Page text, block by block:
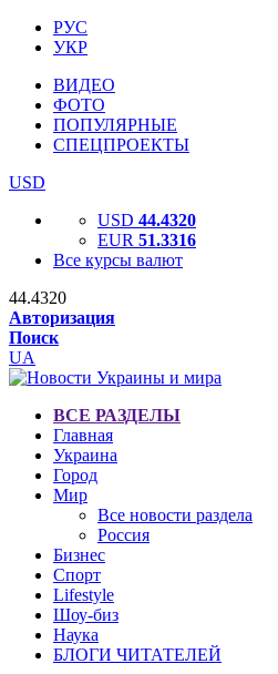
РУС
УКР
ВИДЕО
ФОТО
ПОПУЛЯРНЫЕ
СПЕЦПРОЕКТЫ
USD
USD 44.4320
EUR 51.3316
Все курсы валют
44.4320
Авторизация
Поиск
UA
ВСЕ РАЗДЕЛЫ
Главная
Украина
Город
Мир
Все новости раздела
Россия
Бизнес
Спорт
Lifestyle
Шоу-биз
Наука
БЛОГИ ЧИТАТЕЛЕЙ